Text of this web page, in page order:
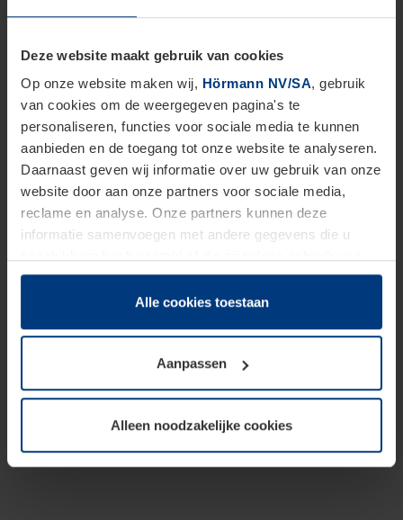
Deze website maakt gebruik van cookies
Op onze website maken wij, Hörmann NV/SA, gebruik
van cookies om de weergegeven pagina's te
personaliseren, functies voor sociale media te kunnen
aanbieden en de toegang tot onze website te analyseren.
Daarnaast geven wij informatie over uw gebruik van onze
website door aan onze partners voor sociale media,
reclame en analyse. Onze partners kunnen deze
informatie samenvoegen met andere gegevens die u
hun diensten hebben verzameld.
Juridisch hebben wij het recht om cookies op uw
van deze pagina's absoluut vereist is. Voor alle andere
soorten cookies is uw toestemming benodigd. Uw
toestemming kunt u op elk moment bij de uitleg van de
wijzigen of herroepen.
Alle cookies toestaan
Aanpassen
Alleen noodzakelijke cookies